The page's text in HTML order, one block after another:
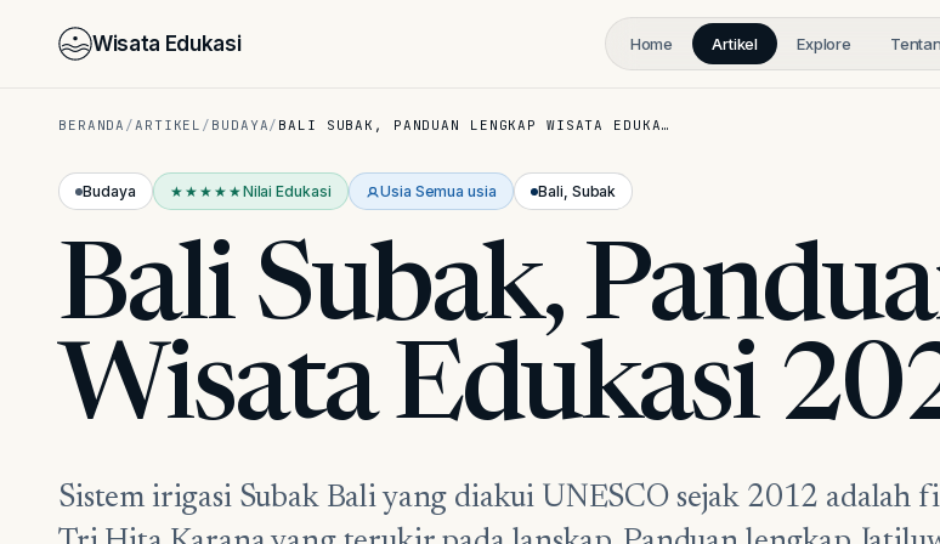
Wisata Edukasi Home Artikel Explore
BERANDA /ARTIKEL / BUDAYA/ BALI SUBAK, PANDUAN LENGKAP WISATA EDUKA…
Budaya ★★★★★Nilai Edukasi Usia Semua usia Bali, Subak
Bali Subak,
Wisata Edukasi
Sistem irigasi Subak Bali yang diakui UNESCO sejak 2012 adalah